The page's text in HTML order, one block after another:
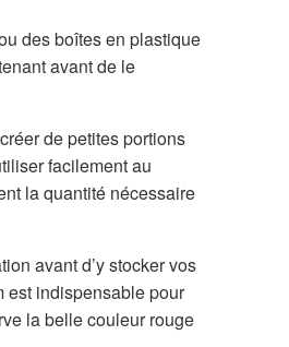
des boîtes en plastique
avant de le
de petites portions
facilement au
la quantité nécessaire
avant d’y stocker vos
est indispensable pour
la belle couleur rouge